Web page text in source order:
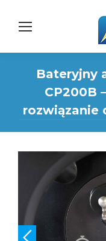
Bateryjny
CP200B
rozwiązanie